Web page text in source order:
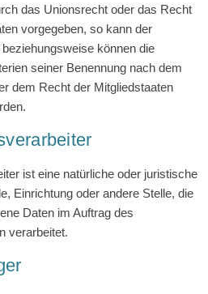
das Unionsrecht oder das Recht
vorgegeben, so kann der
können die
seiner Benennung nach dem
dem Recht der Mitgliedstaaten
ist eine natürliche oder juristische
Einrichtung oder andere Stelle, die
Daten im Auftrag des
verarbeitet.